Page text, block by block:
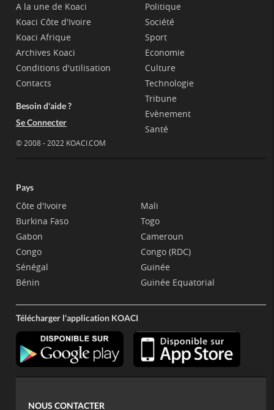
A la une de Koaci
Koaci Côte d'Ivoire
Koaci Afrique
Archives Koaci
Conditions d'utilisation
Contacts
Besoin d'aide ?
Se Connecter
© 2008 - 2022 KOACI.COM
Politique
Société
Sport
Economie
Culture
Technologie
Tribune
Evènement
Santé
Pays
Côte d'Ivoire
Burkina Faso
Gabon
Congo
Sénégal
Bénin
Mali
Togo
Cameroun
Congo (RDC)
Guinée
Guinée Equatorial
Télécharger l'application KOACI
NOUS CONTACTER